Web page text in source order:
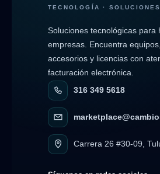
TECNOLOGÍA ·
Soluciones tecnológicas
empresas. Encuentra
accesorios y licencias con
facturación electrónica.
316 349 5618
Carrera 26 #30-09,